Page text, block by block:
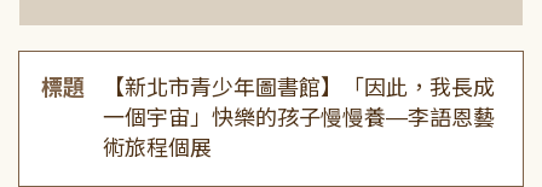
標題
【新北市青少年圖書館】「因此，我長成
一個宇宙」快樂的孩子慢慢養—李語恩藝
術旅程個展